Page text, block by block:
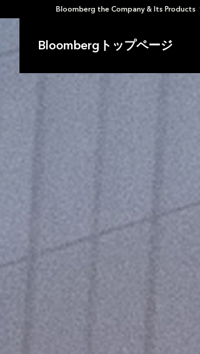
content
Bloomberg the Company & Its Products
Bloombergトップページ